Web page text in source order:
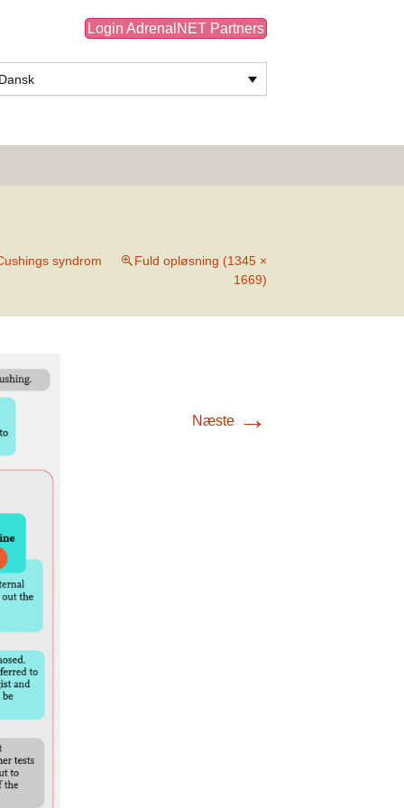
Login AdrenalNET Partners
syndrom
Fuld opløsning (1345 ×
1669)
Næste →